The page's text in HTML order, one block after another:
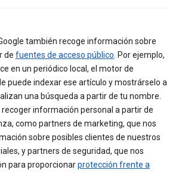
también recoge información sobre
de fuentes de acceso público. Por ejemplo,
en un periódico local, el motor de
puede indexar ese artículo y mostrárselo a
una búsqueda a partir de tu nombre.
información personal a partir de
como partners de marketing, que nos
sobre posibles clientes de nuestros
y partners de seguridad, que nos
para proporcionarprotección frente a